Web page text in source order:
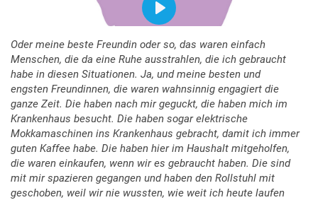
Oder meine beste Freundin oder so, das waren einfach
Menschen, die da eine Ruhe ausstrahlen, die ich gebraucht
habe in diesen Situationen. Ja, und meine besten und
engsten Freundinnen, die waren wahnsinnig engagiert die
ganze Zeit. Die haben nach mir geguckt, die haben mich im
Krankenhaus besucht. Die haben sogar elektrische
Mokkamaschinen ins Krankenhaus gebracht, damit ich immer
guten Kaffee habe. Die haben hier im Haushalt mitgeholfen,
die waren einkaufen, wenn wir es gebraucht haben. Die sind
mit mir spazieren gegangen und haben den Rollstuhl mit
geschoben, weil wir nie wussten, wie weit ich heute laufen